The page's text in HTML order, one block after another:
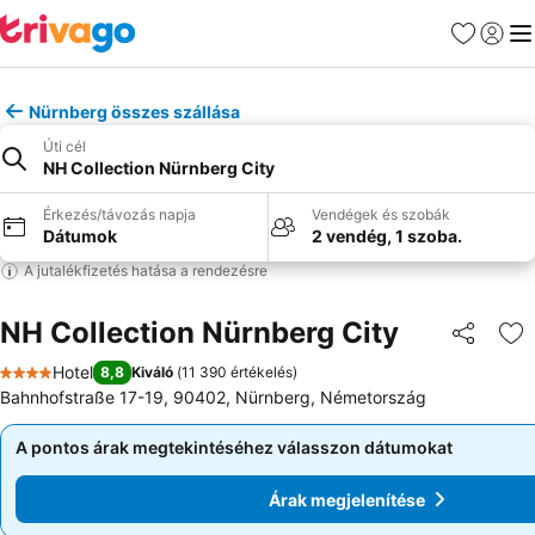
Kedvencek
Nürnberg összes szállása
Úti cél
NH Collection Nürnberg City
Érkezés/távozás napja
Dátumok
Vendégek és szobák
2 vendég, 1 szoba.
A jutalékfizetés hatása a rendezésre
NH Collection Nürnberg City
4 Kategória
Hotel 8,8 Kiváló (11 390 értékelés)
Bahnhofstraße 17-19, 90402, Nürnberg, Németország
A pontos árak megtekintéséhez válasszon dátumokat
Árak megjelenítése
A pontos árak megtekintéséhez válasszon dátumokat
Árak megjelenítése